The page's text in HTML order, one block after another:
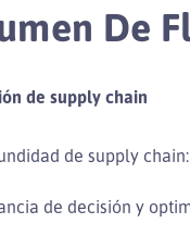
De
de supply chain
de supply chain:
de decisión y